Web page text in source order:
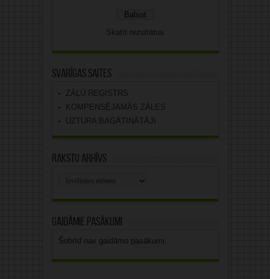
Skatīt rezultātus
Svarīgas saites
ZĀĻU REĢISTRS
KOMPENSĒJAMĀS ZĀLES
UZTURA BAGĀTINĀTĀJI
Rakstu arhīvs
Gaidāmie pasākumi
Šobrīd nav gaidāmo pasākumi.